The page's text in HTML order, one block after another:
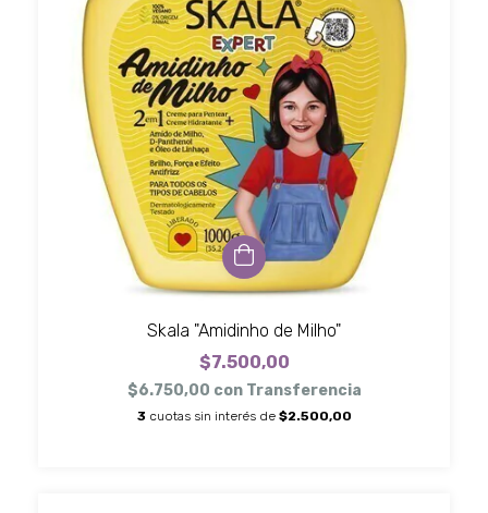
Skala "Amidinho de Milho"
$7.500,00
$6.750,00 con Transferencia
3 cuotas sin interés de $2.500,00